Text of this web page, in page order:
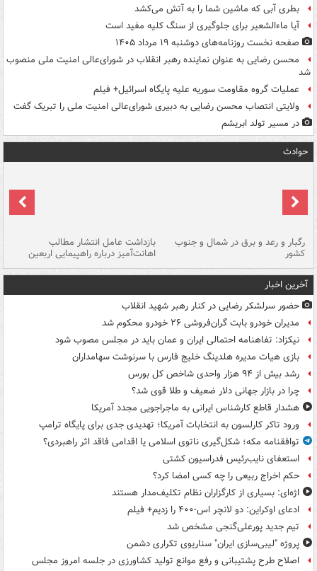
بطری آبی که ماشین شما را به آتش می‌کشد
آیا ماءالشعیر برای جلوگیری از سنگ کلیه مفید است
صفحه نخست روزنامه‌های دوشنبه ۱۹ مرداد ۱۴۰۵
محسن رضایی به عنوان نماینده رهبر انقلاب در شورای‌عالی امنیت ملی منصوب
شد
عملیات گروه مقاومت سوریه علیه پایگاه اسرائیل+ فیلم
ولایتی انتصاب محسن رضایی به دبیری شورای‌عالی امنیت ملی را تبریک گفت
در مسیر تولد ابریشم
حوادث
رگبار و رعد و برق در شمال و جنوب
کشور
بازداشت عامل انتشار مطالب
اهانت‌آمیز درباره راهپیمایی اربعین
آخرین اخبار
حضور سرلشکر رضایی در کنار رهبر شهید انقلاب
مدیران خودرو بابت گران‌فروشی ۲۶ خودرو محکوم شد
نیکزاد: تفاهنامه احتمالی ایران و عمان باید در مجلس مصوب شود
بازی هیات مدیره هلدینگ خلیج فارس با سرنوشت سهامداران
رشد بیش از ۹۴ هزار واحدی شاخص کل بورس
چرا در بازار جهانی دلار ضعیف و طلا قوی شد؟
هشدار قاطع کارشناس ایرانی به ماجراجویی مجدد آمریکا
ورود تاکر کارلسون به انتخابات آمریکا؛ تهدیدی جدی برای پایگاه ترامپ
توافقنامه مکه؛ شکل‌گیری ناتوی اسلامی یا اقدامی فاقد اثر راهبردی؟
استعفای نایب‌رئیس فدراسیون کشتی
حکم اخراج ربیعی را چه کسی امضا کرد؟
اژه‌ای: بسیاری از کارگزاران نظام تکلیف‌مدار هستند
ادعای اوکراین: دو لانچر اس-۴۰۰ را زدیم+ فیلم
تیم جدید پورعلی‌گنجی مشخص شد
پروژه "لیبی‌سازی ایران" سناریوی تکراری دشمن
اصلاح طرح پشتیبانی و رفع موانع تولید کشاورزی در جلسه امروز مجلس